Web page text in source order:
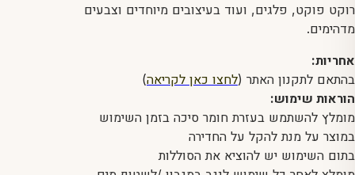
רוקט פוקט, פלגים, ועוד בעיצובים מיוחדים וצבעים
מדהימים.
אחריות:
בהתאם לתקנון האתר (לחצו כאן לקריאה)
הוראות שימוש:
מומלץ להשתמש בעזרת חומר סיכה בזמן השימוש
במוצר על מנת להקל על החדירה
בתום השימוש יש להוציא את הסוללות